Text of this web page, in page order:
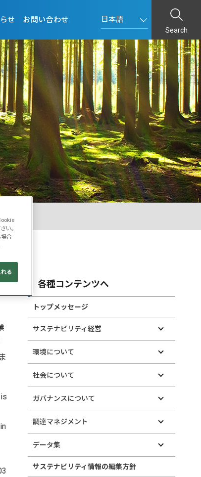
せ お問い合わせ
Search
各種コンテンツへ
トップメッセージ
サステナビリティ経営
環境について
社会について
ガバナンスについて
調達マネジメント
データ集
サステナビリティ情報の編集方針
い。
合
る